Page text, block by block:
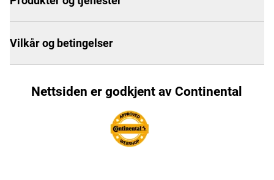
Vilkår og betingelser
Nettsiden er godkjent av Continental